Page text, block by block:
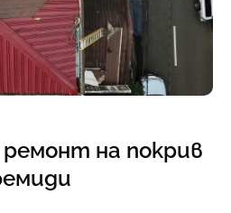
на покрив